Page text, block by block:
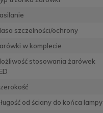
szczelności/ochrony
w komplecie
stosowania żarówek
od ściany do końca lampy